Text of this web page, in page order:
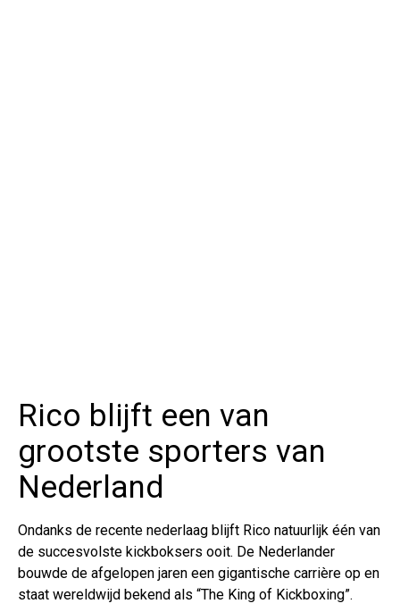
Rico blijft een van
grootste sporters van
Nederland
Ondanks de recente nederlaag blijft Rico natuurlijk één van
de succesvolste kickboksers ooit. De Nederlander
bouwde de afgelopen jaren een gigantische carrière op en
staat wereldwijd bekend als “The King of Kickboxing”.